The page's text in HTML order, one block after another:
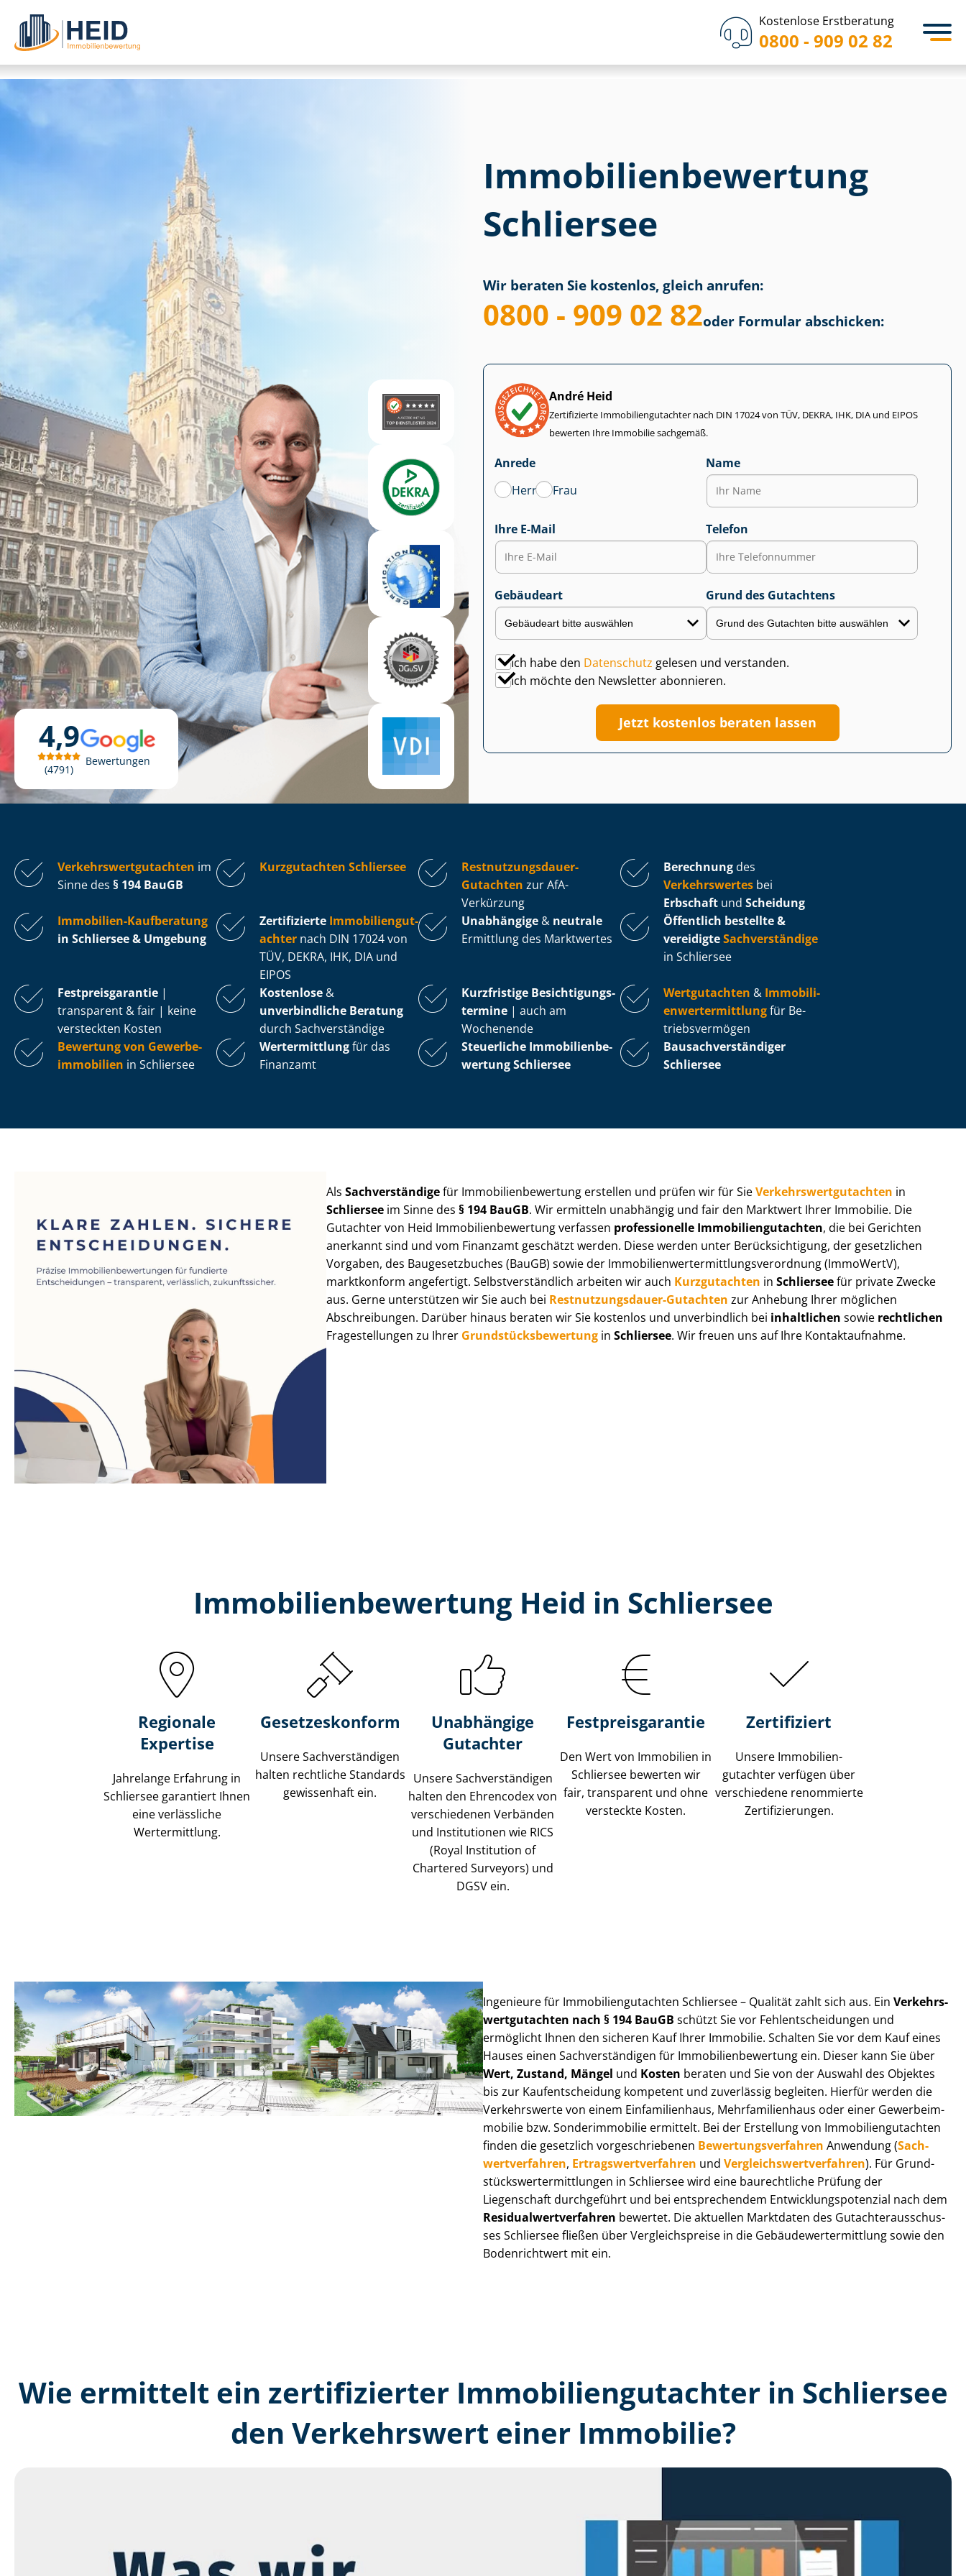
Kostenlose Erstberatung
0800 - 909 02 82
4,9
4791
Bewertungen
Immobilien­bewertung
Schliersee
Wir beraten Sie kostenlos, gleich anrufen:
0800 - 909 02 82oder Formular abschicken:
André Heid
Zertifizierte Im­mo­bi­li­en­gut­ach­ter nach DIN 17024 von TÜV, DEKRA, IHK, DIA und EIPOS
bewerten Ihre Immobilie sachgemäß.
Anrede
Herr
Frau
Name
Ihre E-Mail Telefon
Gebäudeart Grund des Gutachtens
Ich habe den Datenschutz gelesen und verstanden.
Ich möchte den Newsletter abonnieren.
Jetzt kostenlos beraten lassen
Ver­kehrs­wert­gut­ach­ten im
Sinne des § 194 BauGB
Kurzgutachten Schliersee
Rest­nut­zungs­dau­er-
Gutachten zur AfA-
Verkürzung
Berechnung des
Verkehrswertes bei
Erbschaft und Scheidung
Immobilien-Kaufberatung
in Schliersee & Umgebung
Zertifizierte Im­mo­bi­li­en­gut­
ach­ter nach DIN 17024 von
TÜV, DEKRA, IHK, DIA und
EIPOS
Unabhängige & neutrale
Ermittlung des Marktwertes
Öffentlich bestellte &
vereidigteSachverständige
in Schliersee
Fest­preis­ga­ran­tie |
transparent & fair | keine
versteckten Kosten
Kostenlose &
unverbindliche Beratung
durch Sachverständige
Kurzfristige Be­sich­ti­gungs­
ter­mi­ne | auch am
Wochenende
Wertgutachten & Im­mo­bi­li­
en­wert­ermitt­lungfür Be­
triebs­ver­mö­gen
Bewertung von Ge­wer­be­
im­mo­bi­li­en in Schliersee
Wertermittlungfür das
Finanzamt
Steuerliche Im­mo­bi­li­en­be­
wer­tungSchliersee
Bau­sach­ver­stän­di­ger
Schliersee
AlsSachverständigefür Im­mo­bi­li­en­be­wer­tung erstellen und prüfen wir für SieVer­kehrs­wert­gut­ach­ten in
Schliersee im Sinne des§ 194 BauGB. Wir ermitteln unabhängig und fair den Marktwert Ihrer Immobilie. Die
Gutachter von Heid Im­mo­bi­li­en­be­wer­tung verfassen professionelle Im­mo­bi­li­en­gut­ach­ten, die bei Gerichten
anerkannt sind und vom Finanzamt geschätzt werden. Diese werden unter Be­rück­sich­ti­gung, der gesetzlichen
Vorgaben, des Baugesetzbuches (BauGB) sowie der Im­mo­bi­li­en­wert­ermitt­lungs­ver­ord­nung (ImmoWertV),
marktkonform angefertigt. Selbst­ver­ständ­lich arbeiten wir auch Kurzgutachten in Schlierseefür private Zwecke
aus. Gerne unterstützen wir Sie auch bei Rest­nut­zungs­dau­er-Gutachten zur Anhebung Ihrer möglichen
Abschreibungen. Darüber hinaus beraten wir Sie kostenlos und unverbindlich bei inhaltlichen sowie rechtlichen
Fragestellungen zu Ihrer Grund­stücks­be­wer­tung inSchliersee. Wir freuen uns auf Ihre Kontaktaufnahme.
Immobilien­bewertung Heid in Schliersee
Regionale
Expertise
Jahrelange Erfahrung in
Schliersee garantiert Ihnen
eine verlässliche
Wertermittlung.
Gesetzes­konform
Unsere Sach­ver­stän­di­gen
halten rechtliche Standards
gewissenhaft ein.
Unabhängige
Gutachter
Unsere Sach­ver­stän­di­gen
halten den Ehrencodex von
verschiedenen Verbänden
und Institutionen wie RICS
(Royal Institution of
Chartered Surveyors) und
DGSV ein.
Festpreis​garantie
Den Wert von Immobilien in
Schliersee bewerten wir
fair, transparent und ohne
versteckte Kosten.
Zertifiziert
Unsere Immobilien­
gutachter verfügen über
verschiedene renommierte
Zer­ti­fi­zie­run­gen.
Ingenieure für Im­mo­bi­li­en­gut­ach­ten Schliersee – Qualität zahlt sich aus. Ein Ver­kehrs­
wert­gut­ach­ten nach § 194 BauGB schützt Sie vor Fehl­ent­schei­dun­gen und
ermöglicht Ihnen den sicheren Kauf Ihrer Immobilie. Schalten Sie vor dem Kauf eines
Hauses einen Sach­ver­stän­di­gen für Im­mo­bi­li­en­be­wer­tung ein. Dieser kann Sie über
Wert, Zustand, Mängel und Kosten beraten und Sie von der Auswahl des Objektes
bis zur Kauf­ent­schei­dung kompetent und zuverlässig begleiten. Hierfür werden die
Verkehrswerte von einem Einfamilienhaus, Mehr­fa­mi­li­en­haus oder einer Ge­wer­be­im­
mo­bi­lie bzw. Sonderimmobilie ermittelt. Bei der Erstellung von Im­mo­bi­li­en­gut­ach­ten
finden die gesetzlich vor­ge­schrie­be­nen Be­wer­tungs­ver­fah­ren Anwendung (Sach­
wert­ver­fah­ren, Er­trags­wert­ver­fah­ren und Ver­gleichs­wert­ver­fah­ren). Für Grund­
stücks­wert­ermitt­lun­gen in Schliersee wird eine baurechtliche Prüfung der
Liegenschaft durchgeführt und bei entsprechendem Ent­wick­lungs­po­ten­zi­al nach dem
Re­si­du­al­wert­ver­fah­ren bewertet. Die aktuellen Marktdaten des Gut­ach­ter­aus­schus­
ses Schliersee fließen über Ver­gleichs­prei­se in die Ge­bäu­de­wert­ermitt­lung sowie den
Bodenrichtwert mit ein.
Wie ermittelt ein zertifizierter Immobilien­gutachter in Schliersee
den Verkehrswert einer Immobilie?